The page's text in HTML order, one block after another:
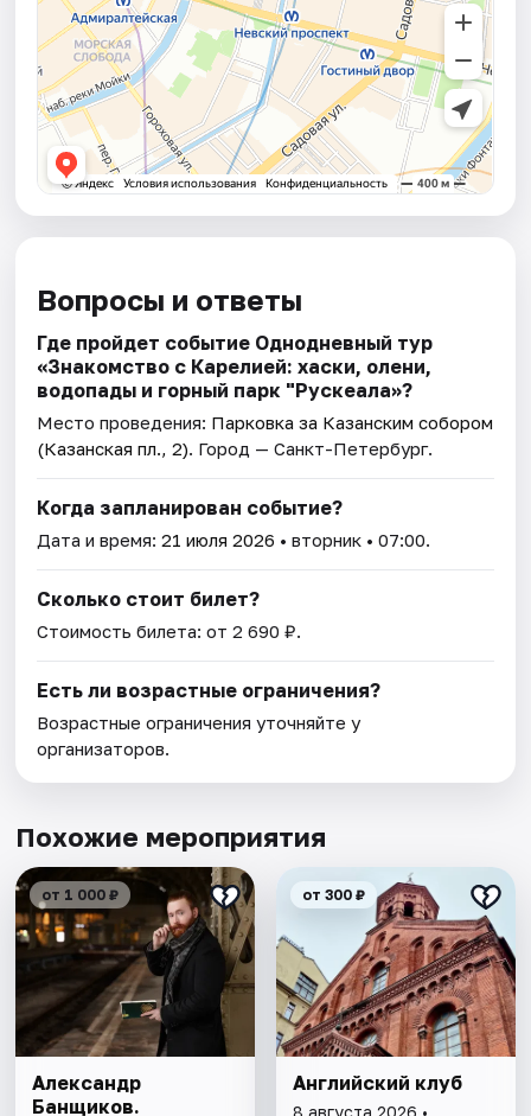
Вопросы и ответы
Где пройдет событие Однодневный тур
«Знакомство с Карелией: хаски, олени,
водопады и горный парк "Рускеала»?
Место проведения: Парковка за Казанским собором
(Казанская пл., 2). Город — Санкт-Петербург.
Когда запланирован событие?
Дата и время:21 июля 2026 • вторник • 07:00.
Сколько стоит билет?
Стоимость билета: от 2 690 ₽.
Есть ли возрастные ограничения?
Возрастные ограничения уточняйте у
организаторов.
Похожие мероприятия
от 1 000 ₽
Александр
Банщиков.
от 300 ₽
Английский клуб
8 августа 2026 •